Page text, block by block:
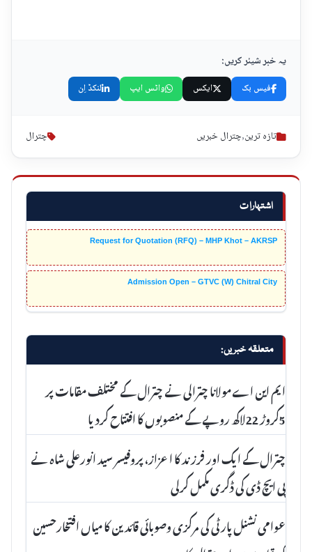
اشتہارات
Request for Quotation (RFQ) – MHP Khot – AKRSP
Admission Open – GTVC (W) Chitral City
متعلقہ خبریں:
ایم این اے مولانا چترالی نے چترال کے مختلف مقامات پر
5کروڑ 22لاکھ روپے کے منصوبوں کا افتتاح کردیا
چترال کے ایک اور فرزند کا اعزاز، پروفیسر سید انورعلی شاہ نے
پی ایچ ڈی کی ڈگری مکمل کرلی
عوامی نشنل پارٹی کی مرکزی وصوبائی قائدین کا میاں افتخارحسین
یہ خبر شیئر کریں:
فیس بک ایکس واٹس ایپ لنکڈ اِن
تازہ ترین,چترال خبریں چترال